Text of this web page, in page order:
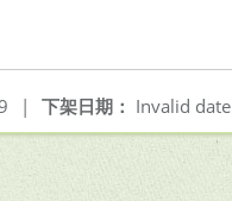
下架日期： Invalid date
|